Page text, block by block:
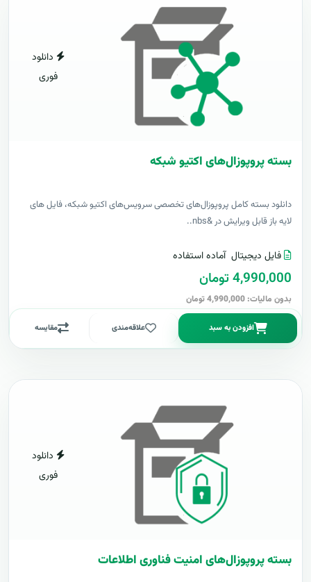
دانلود
فوری
بسته پروپوزال‌های اکتیو شبکه
دانلود بسته کامل پروپوزال‌های تخصصی سرویس‌های اکتیو شبکه، فایل های
لایه باز قابل ویرایش در &nbs..
فایل دیجیتال آماده استفاده
4,990,000 تومان
بدون مالیات: 4,990,000 تومان
افزودن به سبد علاقه‌مندی مقایسه
دانلود
فوری
بسته پروپوزال‌های امنیت فناوری اطلاعات